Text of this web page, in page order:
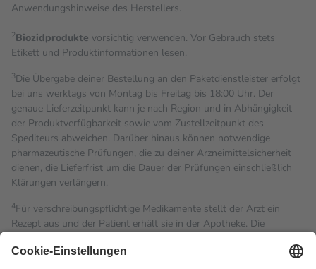
Anwendungshinweise des Herstellers.
2Biozidprodukte vorsichtig verwenden. Vor Gebrauch stets
Etikett und Produktinformationen lesen.
3Die Übergabe deiner Bestellung an den Paketdienstleister erfolgt
bei uns werktags von Montag bis Freitag bis 18:00 Uhr. Der
genaue Lieferzeitpunkt kann je nach Region und in Abhängigkeit
der Produktverfügbarkeit sowie vom Zustellzeitpunkt des
Spediteurs abweichen. Darüber hinaus können notwendige
pharmazeutische Prüfungen, die zu deiner Arzneimittelsicherheit
dienen, die Lieferfrist um die Dauer der Prüfungen einschließlich
Klärungen verlängern.
4Für verschreibungspflichtige Medikamente stellt der Arzt ein
Rezept aus und der Patient erhält sie in der Apotheke. Die
Kosten dafür, der Versicherte trägt einen Teil davon als Zuzahlung